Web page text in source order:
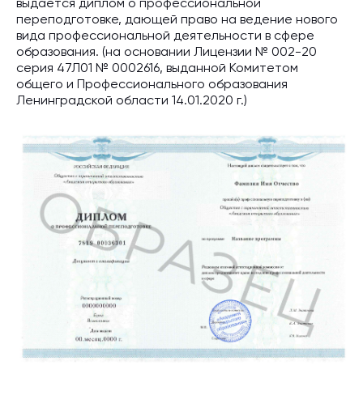
выдается диплом о профессиональной
переподготовке, дающей право на ведение нового
вида профессиональной деятельности в сфере
образования. (на основании Лицензии № 002-20
серия 47Л01 № 0002616, выданной Комитетом
общего и Профессионального образования
Ленинградской области 14.01.2020 г.)